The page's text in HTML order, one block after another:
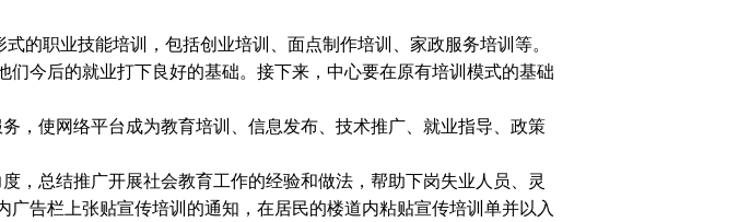
职业技能培训，包括创业培训、面点制作培训、家政服务培训等。
今后的就业打下良好的基础。接下来，中心要在原有培训模式的基础
使网络平台成为教育培训、信息发布、技术推广、就业指导、政策
，总结推广开展社会教育工作的经验和做法， 帮助下岗失业人员、灵
广告栏上张贴宣传培训的通知，在居民的楼道内粘贴宣传培训单并以入